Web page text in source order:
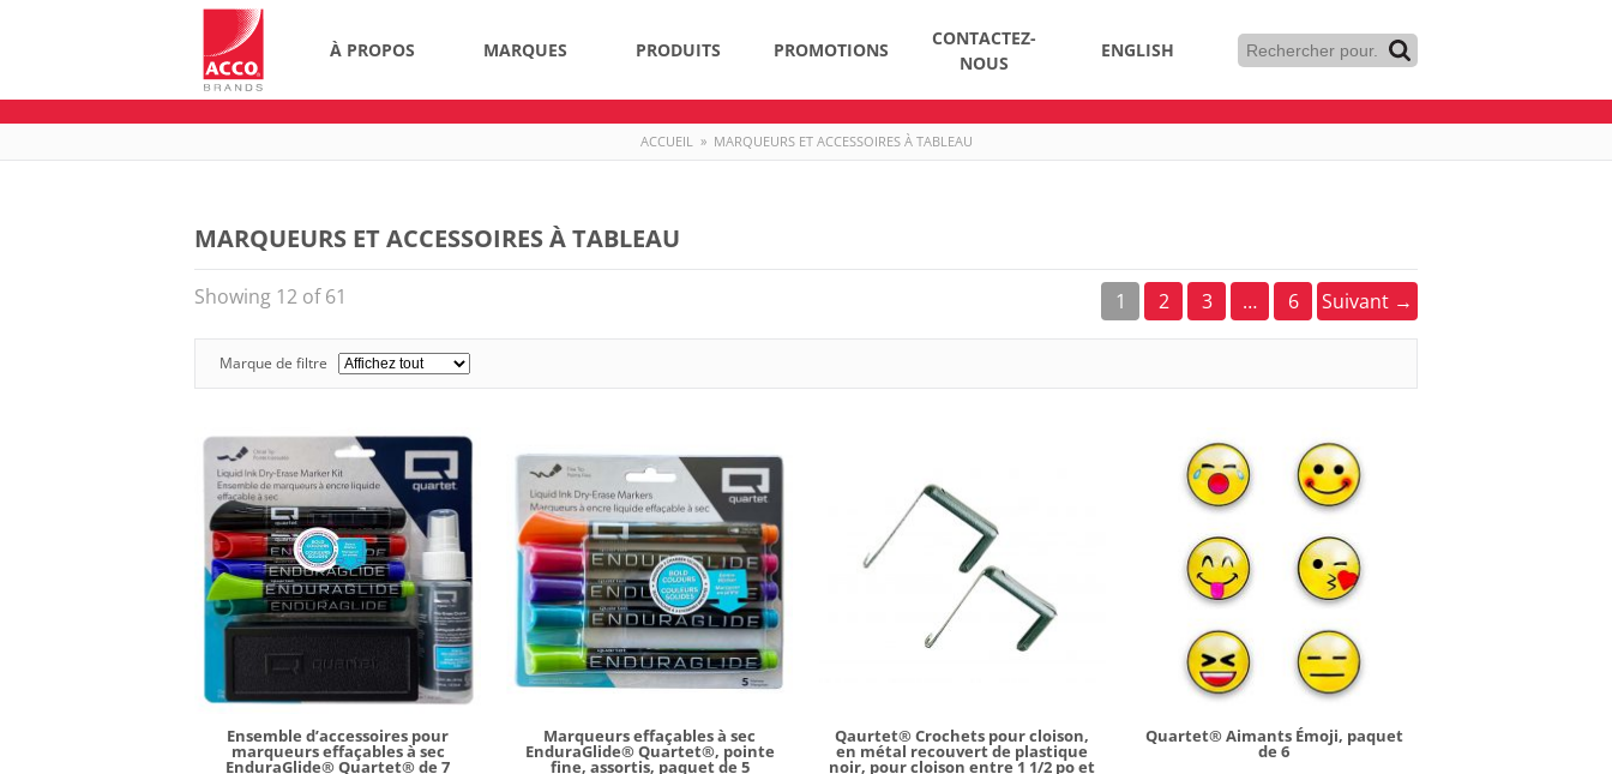
À PROPOS MARQUES PRODUITS PROMOTIONS
CONTACTEZ-
NOUS
ENGLISH
ACCUEIL » MARQUEURS ET ACCESSOIRES À TABLEAU
MARQUEURS ET ACCESSOIRES À TABLEAU
Showing 12 of 61 1 2 3 … 6 Suivant →
Marque de filtre
Ensemble d’accessoires pour
marqueurs effaçables à sec
EnduraGlide® Quartet® de 7
Marqueurs effaçables à sec
EnduraGlide® Quartet®, pointe
fine, assortis, paquet de 5
Qaurtet® Crochets pour cloison,
en métal recouvert de plastique
noir, pour cloison entre 1 1/2 po et
Quartet® Aimants Émoji, paquet
de 6